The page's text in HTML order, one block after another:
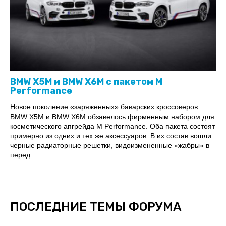
BMW X5M и BMW X6M с пакетом M
Performance
Новое поколение «заряженных» баварских кроссоверов
BMW X5M и BMW X6M обзавелось фирменным набором для
косметического апгрейда M Performance. Оба пакета состоят
примерно из одних и тех же аксессуаров. В их состав вошли
черные радиаторные решетки, видоизмененные «жабры» в
перед...
ПОСЛЕДНИЕ ТЕМЫ ФОРУМА